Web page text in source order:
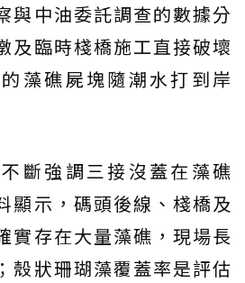
與中油委託調查的數據分
及臨時棧橋施工直接破壞
藻礁屍塊隨潮水打到岸
斷強調三接沒蓋在藻礁
顯示，碼頭後線、棧橋及
實存在大量藻礁，現場長
殼狀珊瑚藻覆蓋率是評估